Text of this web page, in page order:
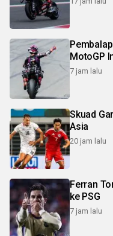
MotoGP
7 jam lalu
Skuad
Asia
20 jam lalu
Ferran
ke PSG
7 jam lalu